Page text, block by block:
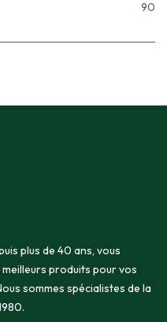
90
plus de 40 ans, vous
produits pour vos
sommes spécialistes de la